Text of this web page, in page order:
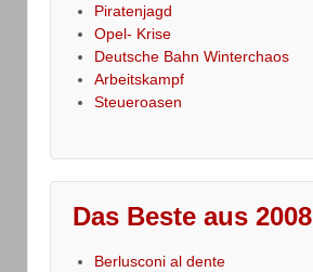
Piratenjagd
Opel- Krise
Deutsche Bahn Winterchaos
Arbeitskampf
Steueroasen
Das Beste aus 2008
Berlusconi al dente